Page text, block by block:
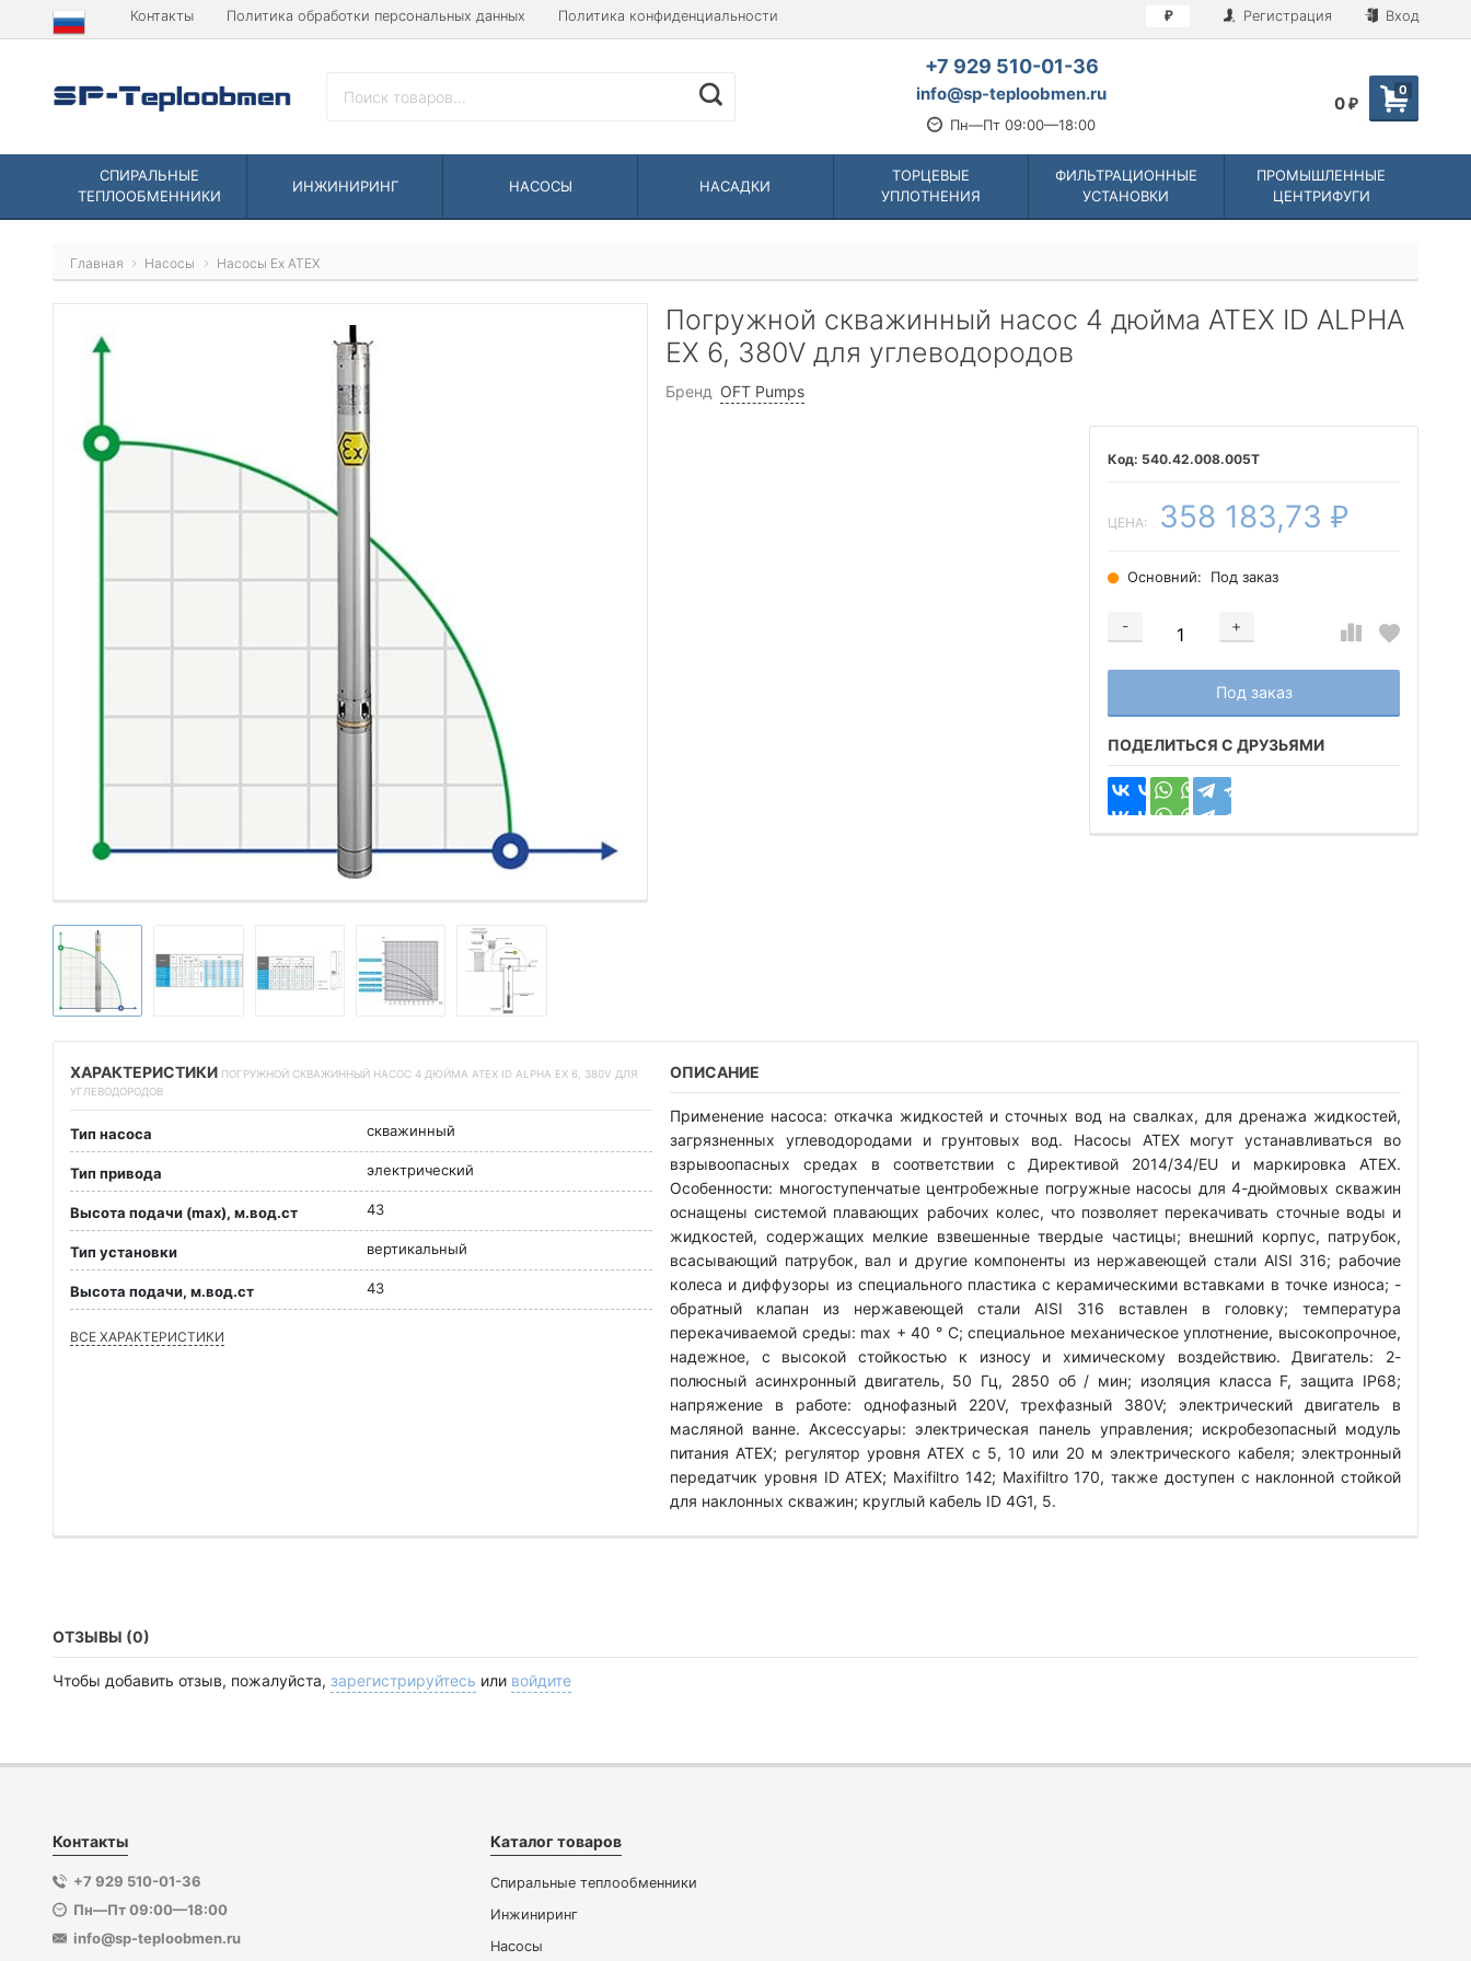
Контакты Политика обработки персональных данных Политика конфиденциальности ₽ Регистрация Вход
+7 929 510-01-36
info@sp-teploobmen.ru
Пн—Пт 09:00—18:00
0
0 ₽
СПИРАЛЬНЫЕ
ТЕПЛООБМЕННИКИ
ИНЖИНИРИНГ НАСОСЫ НАСАДКИ
ТОРЦЕВЫЕ
УПЛОТНЕНИЯ
ФИЛЬТРАЦИОННЫЕ
УСТАНОВКИ
ПРОМЫШЛЕННЫЕ
ЦЕНТРИФУГИ
Главная Насосы Насосы Ex ATEX
Погружной скважинный насос 4 дюйма ATEX ID ALPHA
EX 6, 380V для углеводородов
Бренд OFT Pumps
540.42.008.005T
ЦЕНА: 358 183,73 ₽
Основний: Под заказ
-
+
Добавляется...
Под заказ
Добавлен
ПОДЕЛИТЬСЯ С ДРУЗЬЯМИ
ХАРАКТЕРИСТИКИ ПОГРУЖНОЙ СКВАЖИННЫЙ НАСОС 4 ДЮЙМА ATEX ID ALPHA EX 6, 380V ДЛЯ
УГЛЕВОДОРОДОВ
Тип насоса скважинный
Тип привода электрический
Высота подачи (max), м.вод.ст 43
Тип установки вертикальный
Высота подачи, м.вод.ст 43
ВСЕ ХАРАКТЕРИСТИКИ
ОПИСАНИЕ
Применение насоса: откачка жидкостей и сточных вод на свалках, для дренажа жидкостей,
загрязненных углеводородами и грунтовых вод. Насосы ATEX могут устанавливаться во
взрывоопасных средах в соответствии с Директивой 2014/34/EU и маркировка ATEX.
Особенности: многоступенчатые центробежные погружные насосы для 4-дюймовых скважин
оснащены системой плавающих рабочих колес, что позволяет перекачивать сточные воды и
жидкостей, содержащих мелкие взвешенные твердые частицы; внешний корпус, патрубок,
всасывающий патрубок, вал и другие компоненты из нержавеющей стали AISI 316; рабочие
колеса и диффузоры из специального пластика с керамическими вставками в точке износа; -
обратный клапан из нержавеющей стали AISI 316 вставлен в головку; температура
перекачиваемой среды: max + 40 ° C; специальное механическое уплотнение, высокопрочное,
надежное, с высокой стойкостью к износу и химическому воздействию. Двигатель: 2-
полюсный асинхронный двигатель, 50 Гц, 2850 об / мин; изоляция класса F, защита IP68;
напряжение в работе: однофазный 220V, трехфазный 380V; электрический двигатель в
масляной ванне. Аксессуары: электрическая панель управления; искробезопасный модуль
питания ATEX; регулятор уровня ATEX с 5, 10 или 20 м электрического кабеля; электронный
передатчик уровня ID ATEX; Maxifiltro 142; Maxifiltro 170, также доступен с наклонной стойкой
для наклонных скважин; круглый кабель ID 4G1, 5.
ОТЗЫВЫ (0)
Чтобы добавить отзыв, пожалуйста, зарегистрируйтесь или войдите
Контакты
+7 929 510-01-36
Пн—Пт 09:00—18:00
info@sp-teploobmen.ru
Каталог товаров
Спиральные теплообменники
Инжиниринг
Насосы